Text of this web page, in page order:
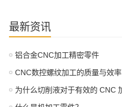
最新资讯
铝合金CNC加工精密零件
CNC数控螺纹加工的质量与效率